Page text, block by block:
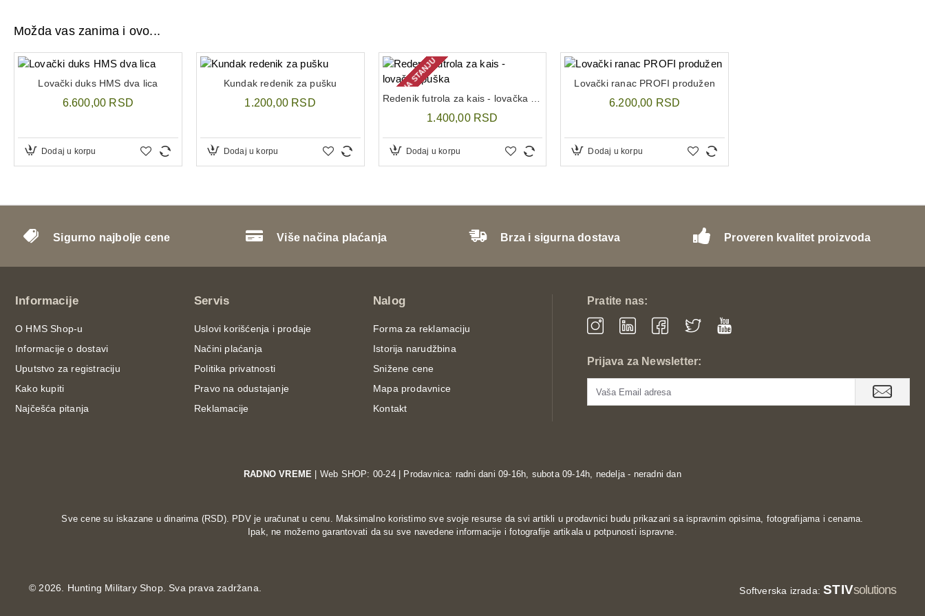
Možda vas zanima i ovo...
Lovački duks HMS dva lica
6.600,00 RSD
Dodaj u korpu
Kundak redenik za pušku
1.200,00 RSD
Dodaj u korpu
NEMA NA STANJU
1.400,00 RSD
Dodaj u korpu
Lovački ranac PROFI produžen
6.200,00 RSD
Dodaj u korpu
Sigurno najbolje cene Više načina plaćanja Brza i sigurna dostava Proveren kvalitet proizvoda
Informacije
O HMS Shop-u
Informacije o dostavi
Uputstvo za registraciju
Kako kupiti
Najčešća pitanja
Servis
Uslovi korišćenja i prodaje
Načini plaćanja
Politika privatnosti
Pravo na odustajanje
Reklamacije
Nalog
Forma za reklamaciju
Istorija narudžbina
Snižene cene
Mapa prodavnice
Kontakt
Pratite nas:
Prijava za Newsletter:
RADNO VREME | Web SHOP: 00-24 | Prodavnica: radni dani 09-16h, subota 09-14h, nedelja - neradni dan
Sve cene su iskazane u dinarima (RSD). PDV je uračunat u cenu. Maksimalno koristimo sve svoje resurse da svi artikli u prodavnici budu prikazani sa ispravnim opisima, fotografijama i cenama.
Ipak, ne možemo garantovati da su sve navedene informacije i fotografije artikala u potpunosti ispravne.
© 2026. Hunting Military Shop. Sva prava zadržana. Softverska izrada:STIVsolutions